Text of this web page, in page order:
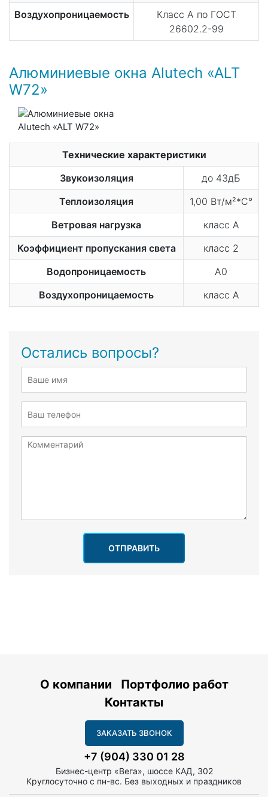
Воздухопроницаемость
Класс А по ГОСТ
26602.2-99
Алюминиевые окна Alutech «ALT
W72»
Технические характеристики
Звукоизоляция
до 43дБ
Теплоизоляция
1,00 Вт/м²*С°
Ветровая нагрузка
класс А
Коэффициент пропускания света
класс 2
Водопроницаемость
А0
Воздухопроницаемость
класс А
Остались вопросы?
ОТПРАВИТЬ
О компании
Портфолио работ
Контакты
ЗАКАЗАТЬ ЗВОНОК
+7 (904) 330 01 28
Бизнес-центр «Вега», шоссе КАД, 302
Круглосуточно с пн-вс. Без выходных и праздников